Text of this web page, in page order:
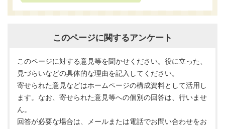
このページに関するアンケート
このページに対する意見等を聞かせください。役に立った、
見づらいなどの具体的な理由を記入してください。
寄せられた意見などはホームページの構成資料として活用し
ます。なお、寄せられた意見等への個別の回答は、行いませ
ん。
回答が必要な場合は、メールまたは電話でお問い合わせをお